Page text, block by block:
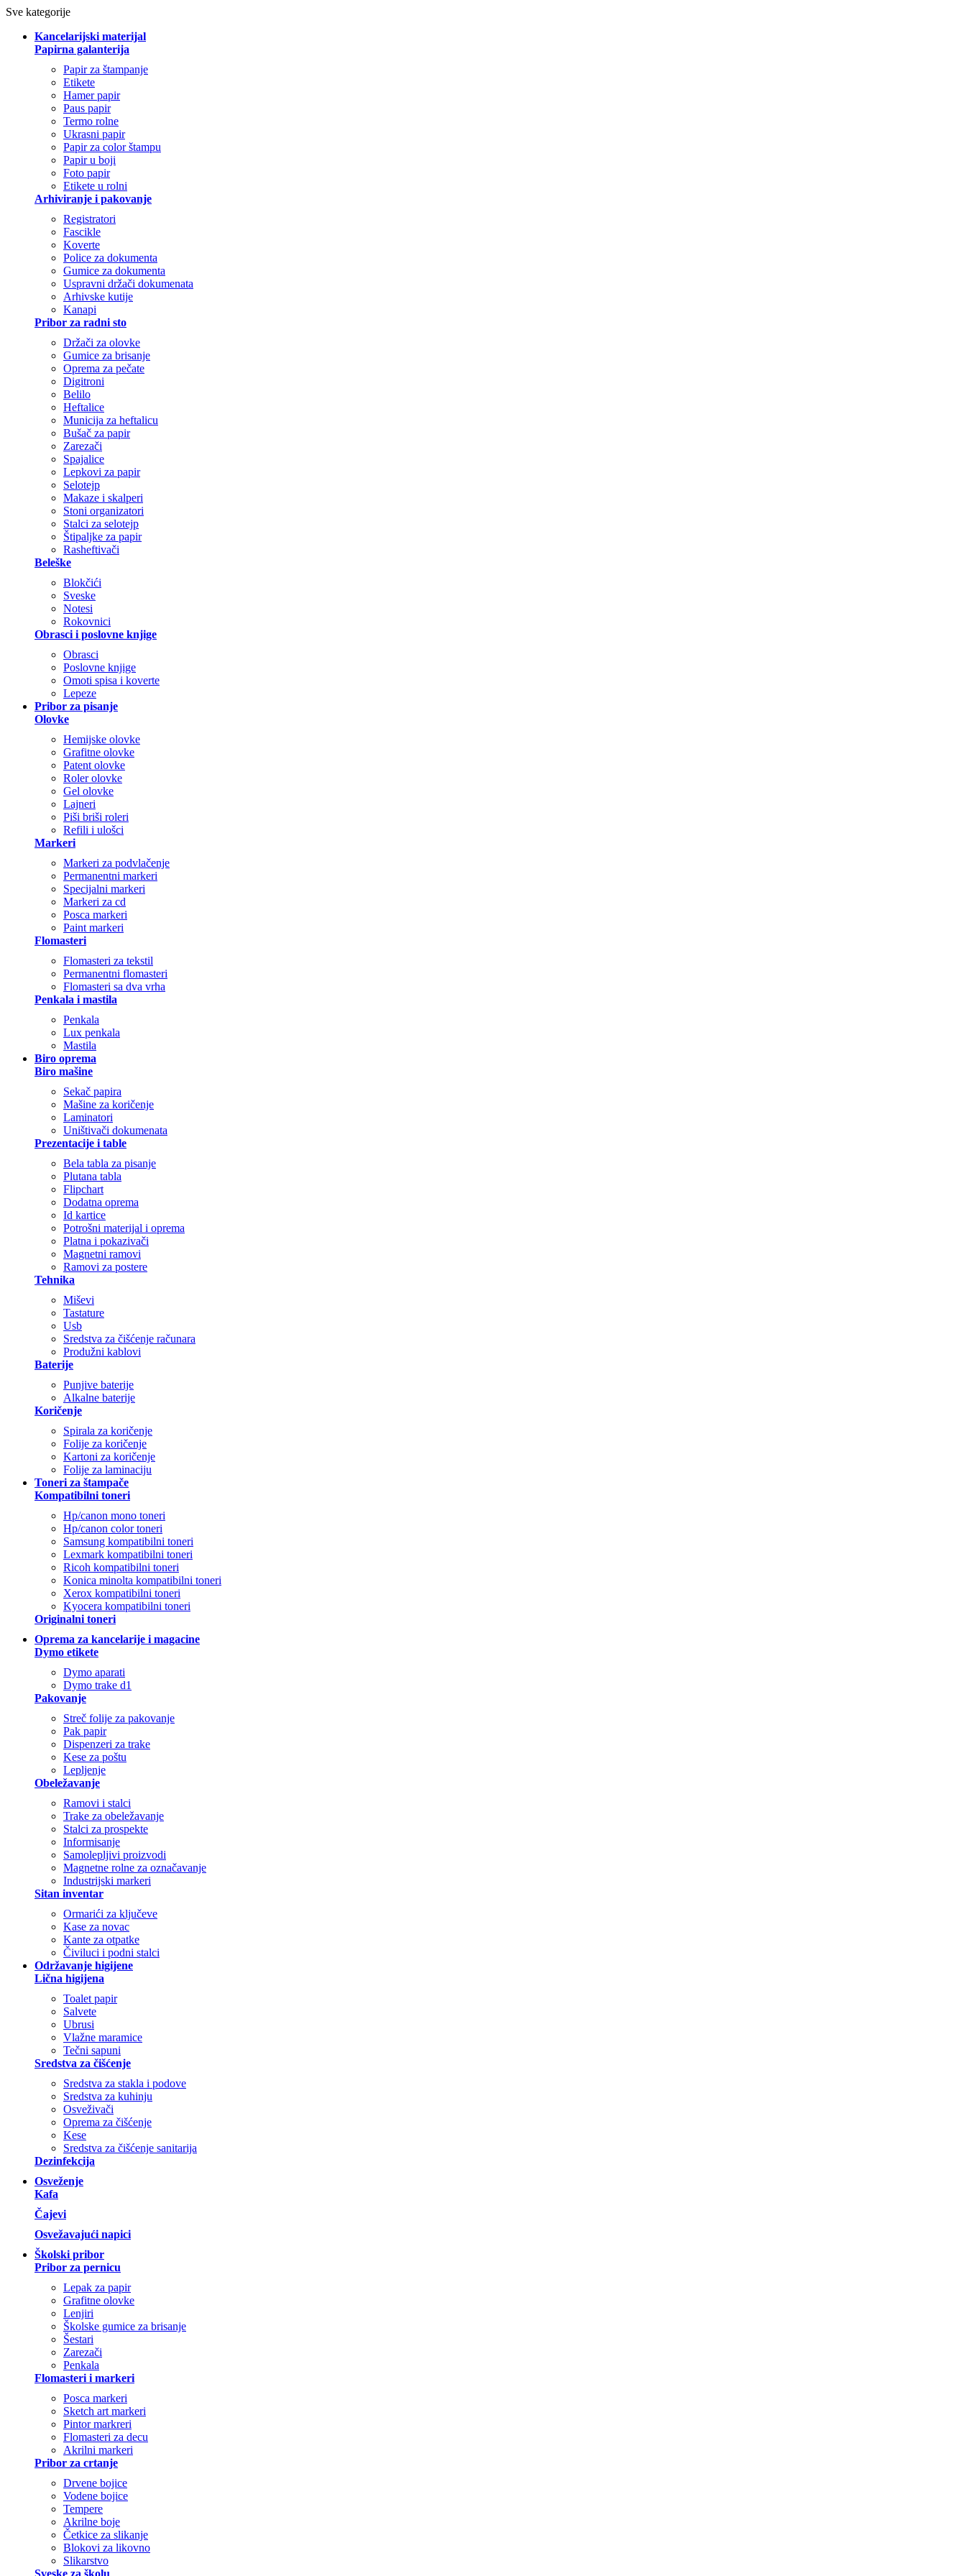
Sve kategorije
Kancelarijski materijal
Papirna galanterija
Papir za štampanje
Etikete
Hamer papir
Paus papir
Termo rolne
Ukrasni papir
Papir za color štampu
Papir u boji
Foto papir
Etikete u rolni
Arhiviranje i pakovanje
Registratori
Fascikle
Koverte
Police za dokumenta
Gumice za dokumenta
Uspravni držači dokumenata
Arhivske kutije
Kanapi
Pribor za radni sto
Držači za olovke
Gumice za brisanje
Oprema za pečate
Digitroni
Belilo
Heftalice
Municija za heftalicu
Bušač za papir
Zarezači
Spajalice
Lepkovi za papir
Selotejp
Makaze i skalperi
Stoni organizatori
Stalci za selotejp
Štipaljke za papir
Rasheftivači
Beleške
Blokčići
Sveske
Notesi
Rokovnici
Obrasci i poslovne knjige
Obrasci
Poslovne knjige
Omoti spisa i koverte
Lepeze
Pribor za pisanje
Olovke
Hemijske olovke
Grafitne olovke
Patent olovke
Roler olovke
Gel olovke
Lajneri
Piši briši roleri
Refili i ulošci
Markeri
Markeri za podvlačenje
Permanentni markeri
Specijalni markeri
Markeri za cd
Posca markeri
Paint markeri
Flomasteri
Flomasteri za tekstil
Permanentni flomasteri
Flomasteri sa dva vrha
Penkala i mastila
Penkala
Lux penkala
Mastila
Biro oprema
Biro mašine
Sekač papira
Mašine za koričenje
Laminatori
Uništivači dokumenata
Prezentacije i table
Bela tabla za pisanje
Plutana tabla
Flipchart
Dodatna oprema
Id kartice
Potrošni materijal i oprema
Platna i pokazivači
Magnetni ramovi
Ramovi za postere
Tehnika
Miševi
Tastature
Usb
Sredstva za čišćenje računara
Produžni kablovi
Baterije
Punjive baterije
Alkalne baterije
Koričenje
Spirala za koričenje
Folije za koričenje
Kartoni za koričenje
Folije za laminaciju
Toneri za štampače
Kompatibilni toneri
Hp/canon mono toneri
Hp/canon color toneri
Samsung kompatibilni toneri
Lexmark kompatibilni toneri
Ricoh kompatibilni toneri
Konica minolta kompatibilni toneri
Xerox kompatibilni toneri
Kyocera kompatibilni toneri
Originalni toneri
Oprema za kancelarije i magacine
Dymo etikete
Dymo aparati
Dymo trake d1
Pakovanje
Streč folije za pakovanje
Pak papir
Dispenzeri za trake
Kese za poštu
Lepljenje
Obeležavanje
Ramovi i stalci
Trake za obeležavanje
Stalci za prospekte
Informisanje
Samolepljivi proizvodi
Magnetne rolne za označavanje
Industrijski markeri
Sitan inventar
Ormarići za ključeve
Kase za novac
Kante za otpatke
Čiviluci i podni stalci
Održavanje higijene
Lična higijena
Toalet papir
Salvete
Ubrusi
Vlažne maramice
Tečni sapuni
Sredstva za čišćenje
Sredstva za stakla i podove
Sredstva za kuhinju
Osveživači
Oprema za čišćenje
Kese
Sredstva za čišćenje sanitarija
Dezinfekcija
Osveženje
Kafa
Čajevi
Osvežavajući napici
Školski pribor
Pribor za pernicu
Lepak za papir
Grafitne olovke
Lenjiri
Školske gumice za brisanje
Šestari
Zarezači
Penkala
Flomasteri i markeri
Posca markeri
Sketch art markeri
Pintor markreri
Flomasteri za decu
Akrilni markeri
Pribor za crtanje
Drvene bojice
Vodene bojice
Tempere
Akrilne boje
Četkice za slikanje
Blokovi za likovno
Slikarstvo
Sveske za školu